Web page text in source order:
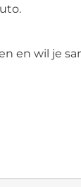
en wil je